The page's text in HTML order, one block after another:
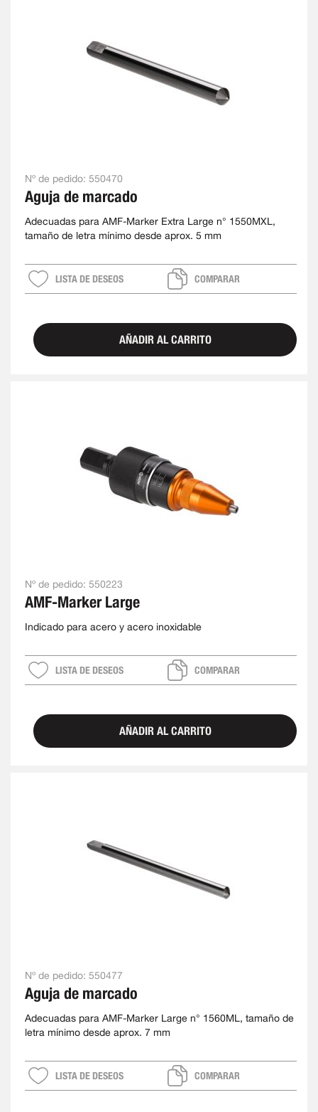
Nº de pedido: 550470
Aguja de marcado
Adecuadas para AMF-Marker Extra Large n° 1550MXL,
tamaño de letra mínimo desde aprox. 5 mm
LISTA DE DESEOS COMPARAR
AÑADIR AL CARRITO
Nº de pedido: 550223
AMF-Marker Large
Indicado para acero y acero inoxidable
LISTA DE DESEOS COMPARAR
AÑADIR AL CARRITO
Nº de pedido: 550477
Aguja de marcado
Adecuadas para AMF-Marker Large n° 1560ML, tamaño de
letra mínimo desde aprox. 7 mm
LISTA DE DESEOS COMPARAR